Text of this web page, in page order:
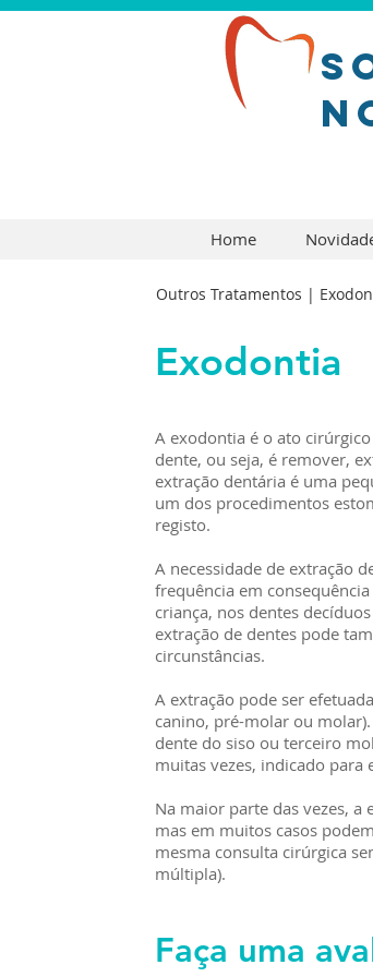
Home
Outros Tratamentos |
Exodontia
A exodontia é o ato
dente, ou seja, é remover,
extração dentária é uma
um dos procedimentos
registo.
A necessidade de extração
frequência em
criança, nos dentes
extração de dentes pode
circunstâncias.
A extração pode ser
canino, pré-molar ou
dente do siso ou terceiro
muitas vezes, indicado para
Na maior parte das vezes, a
mas em muitos casos
mesma consulta cirúrgica
múltipla).
Faça uma